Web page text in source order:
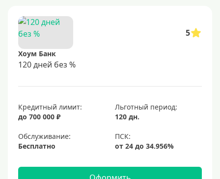
5
Хоум Банк
120 дней без %
Кредитный лимит:
до 700 000 ₽
Льготный период:
120 дн.
Обслуживание:
Бесплатно